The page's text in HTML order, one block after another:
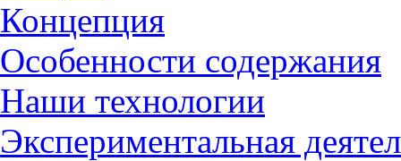
Концепция
Особенности содержания
Наши технологии
Экспериментальная